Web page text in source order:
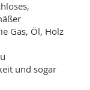
Gas, Öl, Holz
und sogar